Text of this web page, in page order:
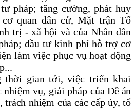
pháp; tăng cường, phát huy
quan dân cử, Mặt trận Tổ
trị - xã hội và của Nhân dân
đầu tư kinh phí hỗ trợ cơ
làm việc phục vụ hoạt động
thời gian tới, việc triển khai
nhiệm vụ, giải pháp của Đề án
trách nhiệm của các cấp ủy, tổ